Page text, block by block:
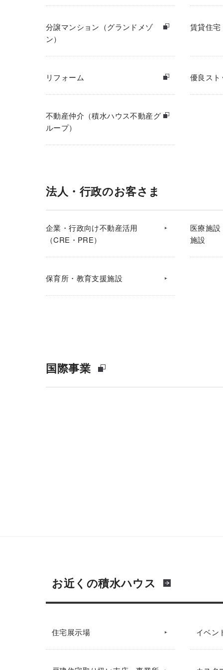
分譲マンション（グランドメゾ
ン）
賃貸住
リフォーム 優良ス
不動産仲介（積水ハウス不動産グ
ループ）
法人・行政のお客さま
企業・行政向け不動産活用
（CRE・PRE）
医療施
施設
保育所・教育支援施設
国際事業
お近くの積水ハウス
住宅展示場 イベン